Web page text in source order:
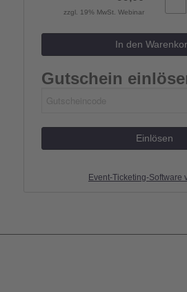
zzgl. 19% MwSt. Webinar
In den
Gutschein
Einlösen
Event-Ticketing-Software